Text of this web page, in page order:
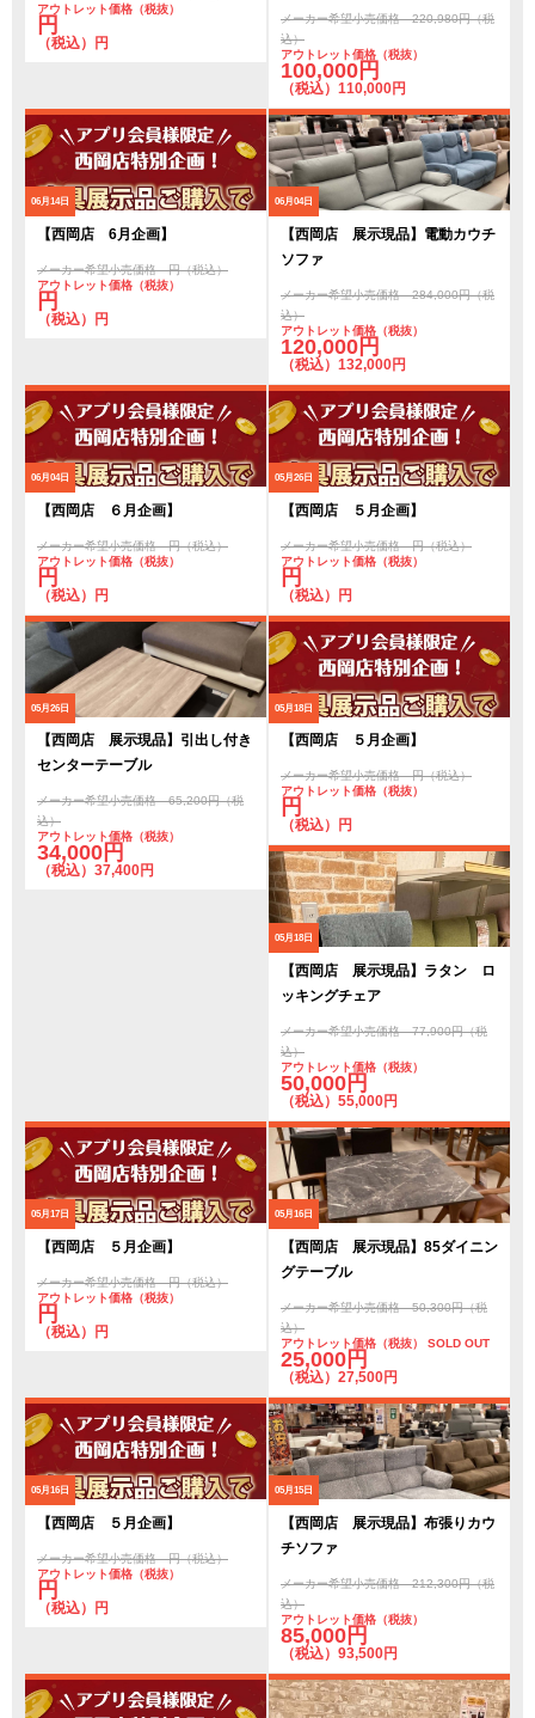
アウトレット価格（税抜）
円
（税込）円
メーカー希望小売価格 220,980円（税
込）
アウトレット価格（税抜）
100,000円
（税込）110,000円
06月14日
【西岡店 6月企画】
メーカー希望小売価格 円（税込）
アウトレット価格（税抜）
円
（税込）円
06月04日
【西岡店 展示現品】電動カウチ
ソファ
メーカー希望小売価格 284,000円（税
込）
アウトレット価格（税抜）
120,000円
（税込）132,000円
06月04日
【西岡店 ６月企画】
メーカー希望小売価格 円（税込）
アウトレット価格（税抜）
円
（税込）円
05月26日
【西岡店 ５月企画】
メーカー希望小売価格 円（税込）
アウトレット価格（税抜）
円
（税込）円
05月26日
【西岡店 展示現品】引出し付き
センターテーブル
メーカー希望小売価格 65,200円（税
込）
アウトレット価格（税抜）
34,000円
（税込）37,400円
05月18日
【西岡店 ５月企画】
メーカー希望小売価格 円（税込）
アウトレット価格（税抜）
円
（税込）円
05月18日
【西岡店 展示現品】ラタン ロ
ッキングチェア
メーカー希望小売価格 77,900円（税
込）
アウトレット価格（税抜）
50,000円
（税込）55,000円
05月17日
【西岡店 ５月企画】
メーカー希望小売価格 円（税込）
アウトレット価格（税抜）
円
（税込）円
05月16日
【西岡店 展示現品】85ダイニン
グテーブル
メーカー希望小売価格 50,300円（税
込）
アウトレット価格（税抜） SOLD OUT
25,000円
（税込）27,500円
05月16日
【西岡店 ５月企画】
メーカー希望小売価格 円（税込）
アウトレット価格（税抜）
円
（税込）円
05月15日
【西岡店 展示現品】布張りカウ
チソファ
メーカー希望小売価格 212,300円（税
込）
アウトレット価格（税抜）
85,000円
（税込）93,500円